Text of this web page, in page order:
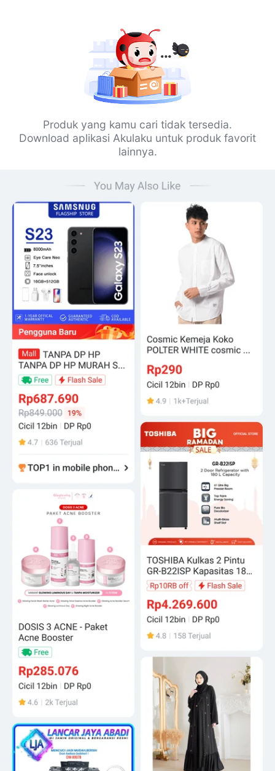
Produk yang kamu cari tidak tersedia.
Download aplikasi Akulaku untuk produk favorit
lainnya.